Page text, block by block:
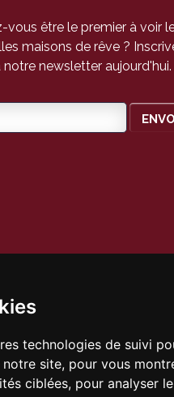
technologies de suivi
site, pour vous
ciblées, pour analyser
vous être le premier à voir
maisons de rêve ?
notre newsletter aujourd'hui.